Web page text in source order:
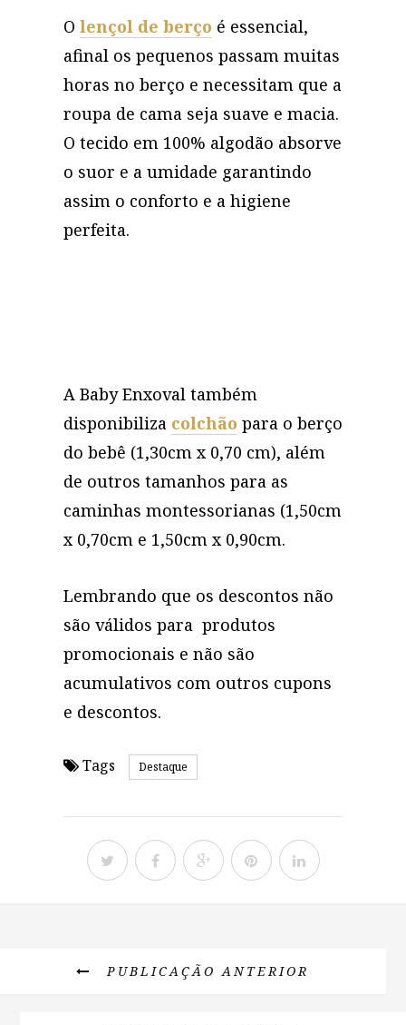
O lençol de berço é essencial,
afinal os pequenos passam muitas
horas no berço e necessitam que a
roupa de cama seja suave e macia.
O tecido em 100% algodão absorve
o suor e a umidade garantindo
assim o conforto e a higiene
perfeita.
A Baby Enxoval também
disponibiliza colchão para o berço
do bebê (1,30cm x 0,70 cm), além
de outros tamanhos para as
caminhas montessorianas (1,50cm
x 0,70cm e 1,50cm x 0,90cm.
Lembrando que os descontos não
são válidos para produtos
promocionais e não são
acumulativos com outros cupons
e descontos.
Tags Destaque
PUBLICAÇÃO ANTERIOR